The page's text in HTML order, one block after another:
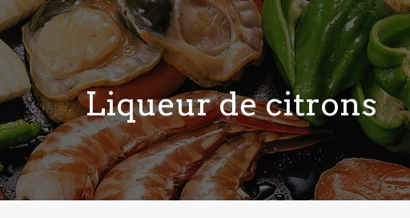
Liqueur de citrons